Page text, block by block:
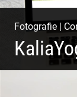
Fotografie|